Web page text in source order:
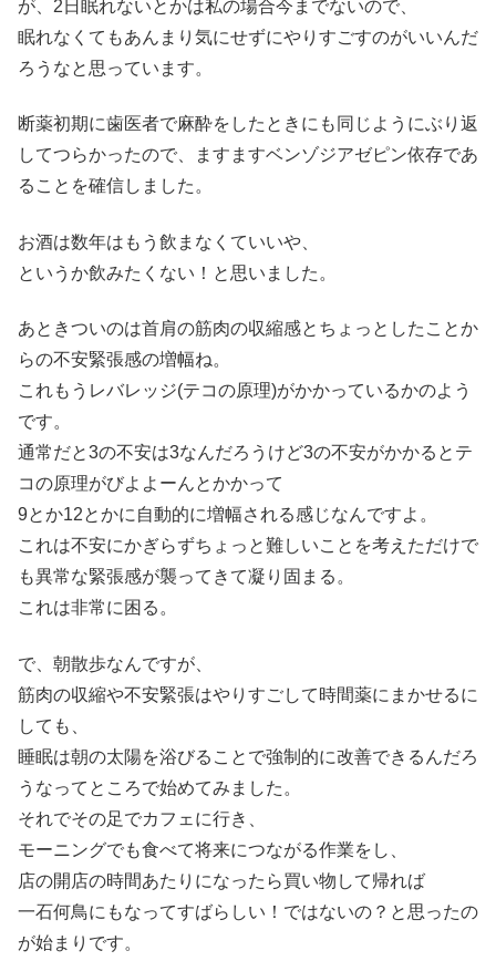
が、2日眠れないとかは私の場合今までないので、
眠れなくてもあんまり気にせずにやりすごすのがいいんだ
ろうなと思っています。
断薬初期に歯医者で麻酔をしたときにも同じようにぶり返
してつらかったので、ますますベンゾジアゼピン依存であ
ることを確信しました。
お酒は数年はもう飲まなくていいや、
というか飲みたくない！と思いました。
あときついのは首肩の筋肉の収縮感とちょっとしたことか
らの不安緊張感の増幅ね。
これもうレバレッジ(テコの原理)がかかっているかのよう
です。
通常だと3の不安は3なんだろうけど3の不安がかかるとテ
コの原理がびよよーんとかかって
9とか12とかに自動的に増幅される感じなんですよ。
これは不安にかぎらずちょっと難しいことを考えただけで
も異常な緊張感が襲ってきて凝り固まる。
これは非常に困る。
で、朝散歩なんですが、
筋肉の収縮や不安緊張はやりすごして時間薬にまかせるに
しても、
睡眠は朝の太陽を浴びることで強制的に改善できるんだろ
うなってところで始めてみました。
それでその足でカフェに行き、
モーニングでも食べて将来につながる作業をし、
店の開店の時間あたりになったら買い物して帰れば
一石何鳥にもなってすばらしい！ではないの？と思ったの
が始まりです。